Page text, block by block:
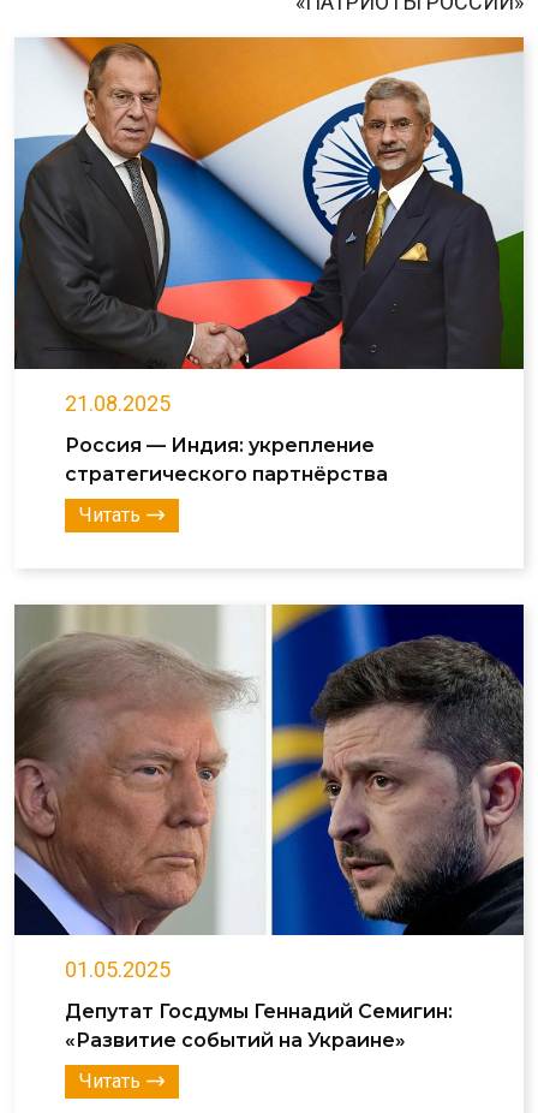
21.08.2025
Россия — Индия: укрепление
стратегического партнёрства
Читать
01.05.2025
Депутат Госдумы Геннадий Семигин:
«Развитие событий на Украине»
Читать